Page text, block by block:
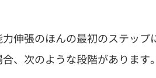
伸張のほんの最初のステップ
、次のような段階があります